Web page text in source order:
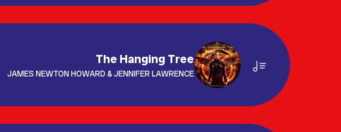
The Hanging Tree
JAMES NEWTON HOWARD & JENNIFER LAWRENCE